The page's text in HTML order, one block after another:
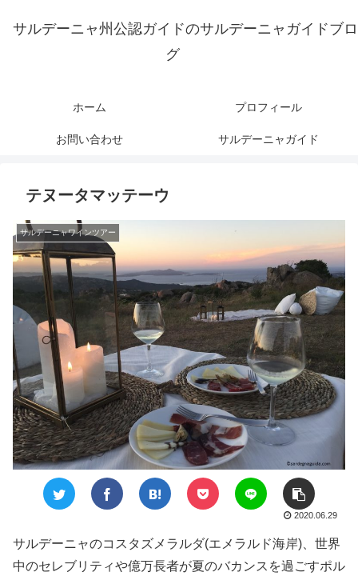
サルデーニャ州公認ガイドのサルデーニャガイドブロ
グ
ホーム プロフィール
お問い合わせ サルデーニャガイド
テヌータマッテーウ
サルデーニャワインツアー
2020.06.29
サルデーニャのコスタズメラルダ(エメラルド海岸)、世界
中のセレブリティや億万長者が夏のバカンスを過ごすポル